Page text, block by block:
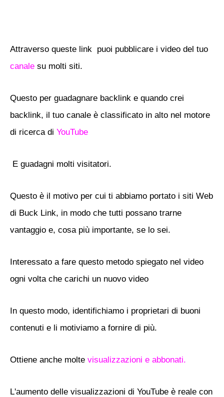
Attraverso queste link puoi pubblicare i video del tuo
canale su molti siti.
Questo per guadagnare backlink e quando crei
backlink, il tuo canale è classificato in alto nel motore
di ricerca di YouTube
E guadagni molti visitatori.
Questo è il motivo per cui ti abbiamo portato i siti Web
di Buck Link, in modo che tutti possano trarne
vantaggio e, cosa più importante, se lo sei.
Interessato a fare questo metodo spiegato nel video
ogni volta che carichi un nuovo video
In questo modo, identifichiamo i proprietari di buoni
contenuti e li motiviamo a fornire di più.
Ottiene anche molte visualizzazioni e abbonati.
L'aumento delle visualizzazioni di YouTube è reale con